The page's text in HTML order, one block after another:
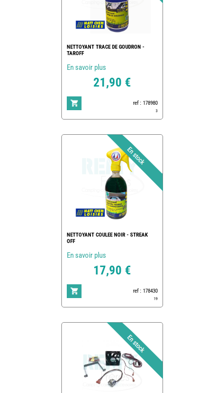
NETTOYANT TRACE DE GOUDRON -
TAROFF
En savoir plus
21,90 €
ref : 178980
3
NETTOYANT COULEE NOIR - STREAK
OFF
En savoir plus
17,90 €
ref : 178430
19